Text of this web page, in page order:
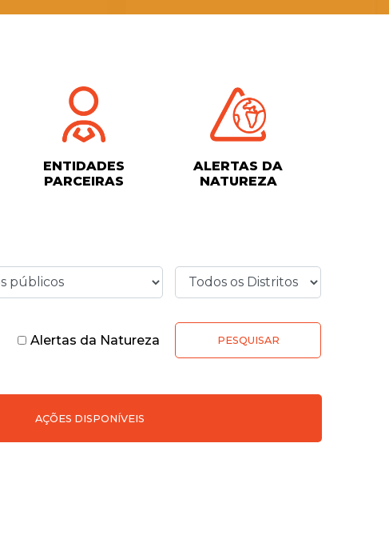
ENTIDADES
PARCEIRAS
ALERTAS DA
NATUREZA
Alertas da Natureza PESQUISAR
AÇÕES DISPONÍVEIS